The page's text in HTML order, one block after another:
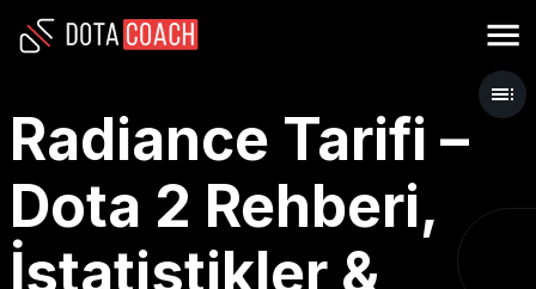
Radiance Tarifi –
Dota 2 Rehberi,
İstatistikler &